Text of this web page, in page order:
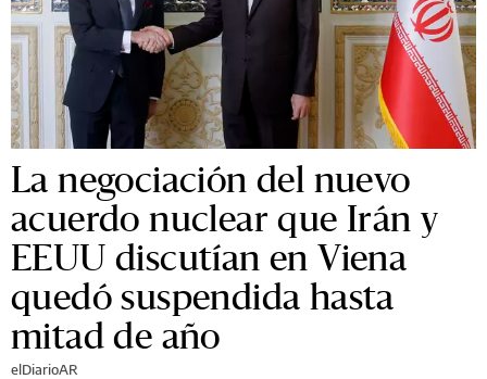
La negociación del nuevo
acuerdo nuclear que Irán y
EEUU discutían en Viena
quedó suspendida hasta
mitad de año
elDiarioAR